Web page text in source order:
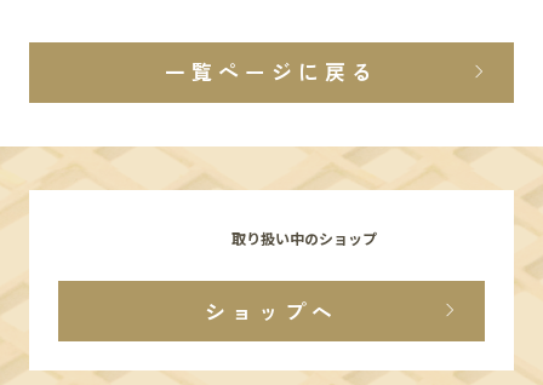
ショップニュース
イベント
館内サービス
施設からのお知らせ
一覧ページに戻る
取り扱い中のショップ
ショップへ